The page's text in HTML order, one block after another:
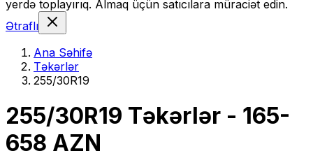
yerdə toplayırıq. Almaq üçün satıcılara müraciət edin.
Ətraflı
Ana Səhifə
Təkərlər
255/30R19
255/30R19 Təkərlər - 165-
658 AZN